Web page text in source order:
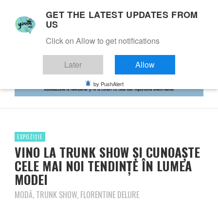
EXPOZIȚIE
VINO LA TRUNK SHOW ŞI CUNOAŞTE
CELE MAI NOI TENDINŢE ÎN LUMEA
MODEI
MODĂ, TRUNK SHOW, FLORENTINE DELURE
GET THE LATEST UPDATES FROM
US
Click on Allow to get notifications
Later Allow
by PushAlert